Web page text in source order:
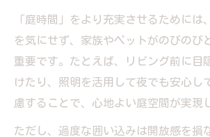
「庭時間」をより充実させるためには
を気にせず、家族やペットがのびのび
重要です。たとえば、リビング前に目
けたり、照明を活用して夜でも安心し
慮することで、心地よい庭空間が実現
ただし、過度な囲い込みは開放感を損